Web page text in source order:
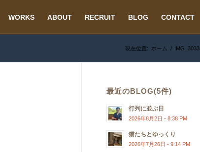
WORKS ABOUT RECRUIT BLOG CONTACT
現在位置: ホーム / IMG_3033
最近のBLOG(5件)
行列に並ぶ日
2026年8月2日 - 8:38 PM
猫たちとゆっくり
2026年7月26日 - 9:14 PM